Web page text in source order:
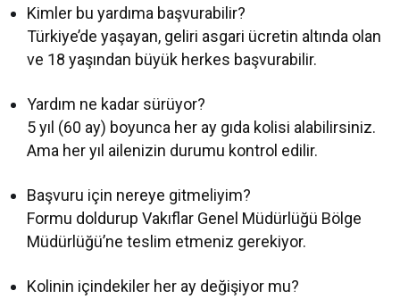
Kimler bu yardıma başvurabilir?
Türkiye’de yaşayan, geliri asgari ücretin altında olan
ve 18 yaşından büyük herkes başvurabilir.
Yardım ne kadar sürüyor?
5 yıl (60 ay) boyunca her ay gıda kolisi alabilirsiniz.
Ama her yıl ailenizin durumu kontrol edilir.
Başvuru için nereye gitmeliyim?
Formu doldurup Vakıflar Genel Müdürlüğü Bölge
Müdürlüğü’ne teslim etmeniz gerekiyor.
Kolinin içindekiler her ay değişiyor mu?